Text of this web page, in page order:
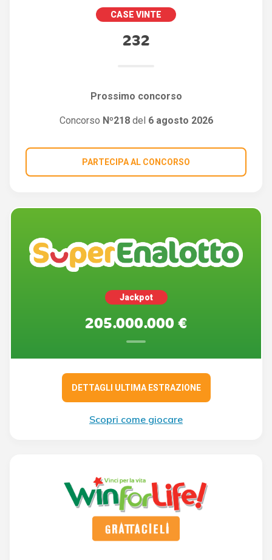
CASE VINTE
232
Prossimo concorso
Concorso Nº218del 6 agosto 2026
PARTECIPA AL CONCORSO
Jackpot
205.000.000 €
DETTAGLI ULTIMA ESTRAZIONE
Scopri come giocare